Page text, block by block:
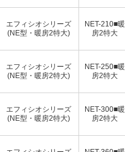
エフィシオシリーズ
(NE型・暖房2特大)
NET-210■暖
房2特大
エフィシオシリーズ
(NE型・暖房2特大)
NET-250■暖
房2特大
エフィシオシリーズ
(NE型・暖房2特大)
NET-300■暖
房2特大